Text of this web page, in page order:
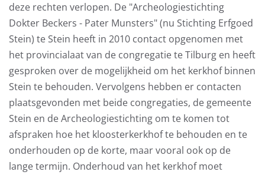
deze rechten verlopen. De "Archeologiestichting
Dokter Beckers - Pater Munsters" (nu Stichting Erfgoed
Stein) te Stein heeft in 2010 contact opgenomen met
het provincialaat van de congregatie te Tilburg en heeft
gesproken over de mogelijkheid om het kerkhof binnen
Stein te behouden. Vervolgens hebben er contacten
plaatsgevonden met beide congregaties, de gemeente
Stein en de Archeologiestichting om te komen tot
afspraken hoe het kloosterkerkhof te behouden en te
onderhouden op de korte, maar vooral ook op de
lange termijn. Onderhoud van het kerkhof moet